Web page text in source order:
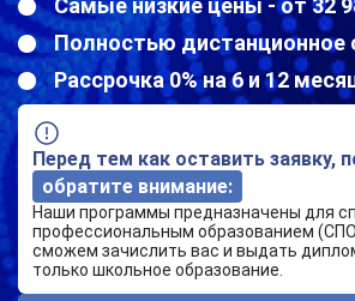
Самые низкие цены - от 32
Полностью дистанционное
Рассрочка 0% на 6 и 12
Перед тем как оставить заявку,
обратите внимание:
Наши программы предназначены для
профессиональным образованием
сможем зачислить вас и выдать
только школьное образование.